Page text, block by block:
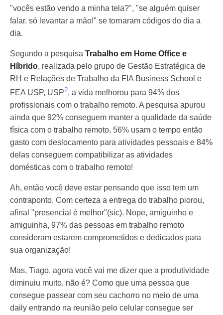
"vocês estão vendo a minha tela?", "se alguém quiser
falar, só levantar a mão!" se tornaram códigos do dia a
dia.
Segundo a pesquisa Trabalho em Home Office e
Híbrido, realizada pelo grupo de Gestão Estratégica de
RH e Relações de Trabalho da FIA Business School e
FEA USP, USP2, a vida melhorou para 94% dos
profissionais com o trabalho remoto. A pesquisa apurou
ainda que 92% conseguem manter a qualidade da saúde
física com o trabalho remoto, 56% usam o tempo então
gasto com deslocamento para atividades pessoais e 84%
delas conseguem compatibilizar as atividades
domésticas com o trabalho remoto!
Ah, então você deve estar pensando que isso tem um
contraponto. Com certeza a entrega do trabalho piorou,
afinal "presencial é melhor"(sic). Nope, amiguinho e
amiguinha, 97% das pessoas em trabalho remoto
consideram estarem comprometidos e dedicados para
sua organização!
Mas, Tiago, agora você vai me dizer que a produtividade
diminuiu muito, não é? Como que uma pessoa que
consegue passear com seu cachorro no meio de uma
daily entrando na reunião pelo celular consegue ser